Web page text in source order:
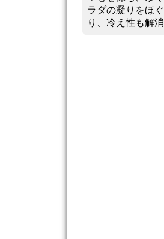
ラダの凝りをほ
り、冷え性も解消